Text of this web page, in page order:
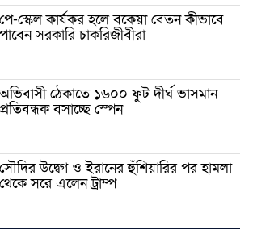
পে-স্কেল কার্যকর হলে বকেয়া বেতন কীভাবে
পাবেন সরকারি চাকরিজীবীরা
অভিবাসী ঠেকাতে ১৬০০ ফুট দীর্ঘ ভাসমান
প্রতিবন্ধক বসাচ্ছে স্পেন
সৌদির উদ্বেগ ও ইরানের হুঁশিয়ারির পর হামলা
থেকে সরে এলেন ট্রাম্প